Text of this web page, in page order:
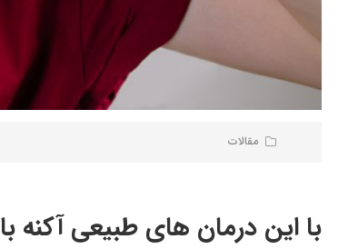
مقالات
با این درمان های طبیعی آکنه